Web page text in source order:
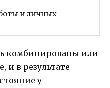
и личных
комбинированы или
и в результате
у